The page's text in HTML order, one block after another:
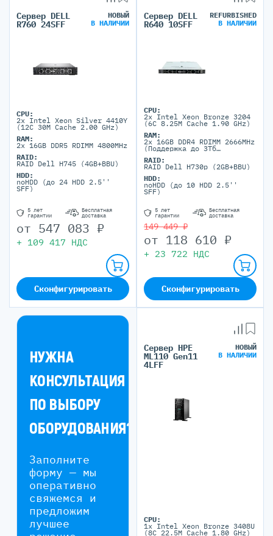
Сервер DELL
R760 24SFF
НОВЫЙ
В НАЛИЧИИ
CPU:
2x Intel Xeon Silver 4410Y
(12C 30M Cache 2.00 GHz)
RAM:
2x 16GB DDR5 RDIMM 4800MHz
RAID:
RAID Dell H745 (4GB+BBU)
HDD:
noHDD (до 24 HDD 2.5''
SFF)
5 лет
гарантии
Бесплатная
доставка
от 547 083 ₽
+ 109 417 НДС
Сконфигурировать
Сервер DELL
R640 10SFF
REFURBISHED
В НАЛИЧИИ
CPU:
2x Intel Xeon Bronze 3204
(6C 8.25M Cache 1.90 GHz)
RAM:
2x 16GB DDR4 RDIMM 2666MHz
(Поддержка до 3Тб
портов)
RAID:
RAID Dell H730p (2GB+BBU)
HDD:
noHDD (до 10 HDD 2.5''
SFF)
5 лет
гарантии
Бесплатная
доставка
149 449 ₽
от 118 610 ₽
+ 23 722 НДС
Сконфигурировать
НУЖНА
КОНСУЛЬТАЦИЯ
ПО ВЫБОРУ
ОБОРУДОВАНИЯ?
Заполните
форму — мы
оперативно
свяжемся и
предложим
лучшее
Сервер HPE
ML110 Gen11
4LFF
НОВЫЙ
В НАЛИЧИИ
CPU:
1x Intel Xeon Bronze 3408U
(8C 22.5M Cache 1.80 GHz)